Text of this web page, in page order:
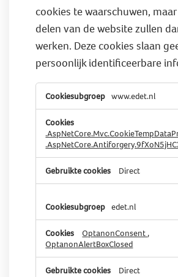
cookies te waarschuwen,
delen van de website zullen
werken. Deze cookies slaan
persoonlijk identificeerbare
noodzakelijke
cookies
www.edet.nl
Direct
edet.nl
OptanonConsent ,
OptanonAlertBoxClosed
Direct